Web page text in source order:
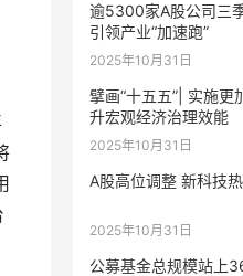
逾5300家A股公司三
引领产业“加速跑”
2025年10月31日
擘画“十五五”| 实施更
升宏观经济治理效能
2025年10月31日
A股高位调整 新科技
2025年10月31日
公募基金总规模站上